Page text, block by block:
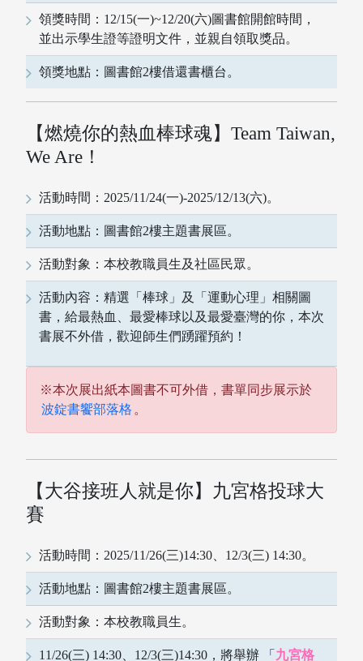
領獎時間：12/15(一)~12/20(六)圖書館開館時間，
並出示學生證等證明文件，並親自領取獎品。
領獎地點：圖書館2樓借還書櫃台。
【燃燒你的熱血棒球魂】Team Taiwan,
We Are！
活動時間：2025/11/24(一)-2025/12/13(六)。
活動地點：圖書館2樓主題書展區。
活動對象：本校教職員生及社區民眾。
活動內容：精選「棒球」及「運動心理」相關圖
書，給最熱血、最愛棒球以及最愛臺灣的你，本次
書展不外借，歡迎師生們踴躍預約！
※本次展出紙本圖書不可外借，書單同步展示於
波錠書饗部落格 。
【大谷接班人就是你】九宮格投球大
賽
活動時間：2025/11/26(三)14:30、12/3(三) 14:30。
活動地點：圖書館2樓主題書展區。
活動對象：本校教職員生。
11/26(三) 14:30、12/3(三)14:30，將舉辦 「 九宮格